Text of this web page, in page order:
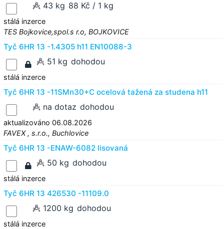
43 kg 88 Kč / 1 kg
stálá inzerce
TES Bojkovice,spol.s r.o, BOJKOVICE
Tyč 6HR 13 -1.4305 h11 EN10088-3
51 kg dohodou
stálá inzerce
Tyč 6HR 13 -11SMn30+C ocelová tažená za studena h11
na dotaz dohodou
aktualizováno 06.08.2026
FAVEX , s.r.o., Buchlovice
Tyč 6HR 13 -ENAW-6082 lisovaná
50 kg dohodou
stálá inzerce
Tyč 6HR 13 426530 -11109.0
1200 kg dohodou
stálá inzerce